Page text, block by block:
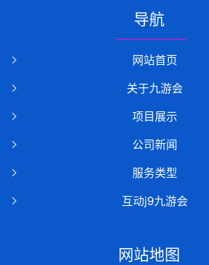
导航
网站首页
关于九游会
项目展示
公司新闻
服务类型
互动j9九游会
网站地图